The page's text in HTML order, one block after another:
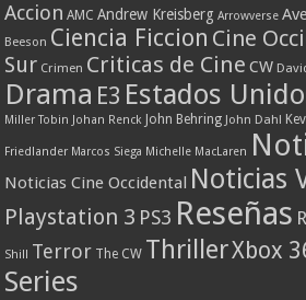
Accion AMC Andrew Kreisberg Arrowverse
Beeson Ciencia Ficcion Cine
Sur Crimen Criticas de Cine CW
Drama E3 Estados
Miller Tobin
Johan Renck John Behring John Dahl
Friedlander Marcos Siega Michelle MacLaren
Noticias Cine Occidental Noticias
Playstation 3 PS3 Reseñas
Shill Terror The CW ThrillerXbox
Series